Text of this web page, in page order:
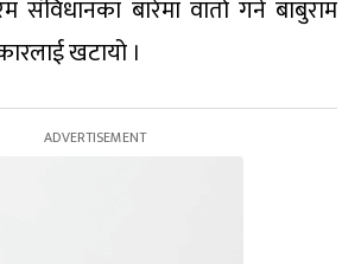
संविधानका बारेमा वार्ता गर्न बाबुराम
खटायो ।